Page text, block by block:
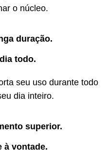
o núcleo.
duração.
todo.
seu uso durante todo
dia inteiro.
superior.
à vontade.